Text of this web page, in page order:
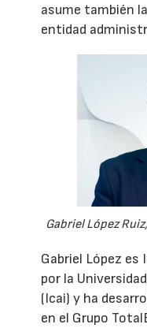
asume también
entidad
Gabriel López
Gabriel López
por la
(Icai) y ha
en el Grupo